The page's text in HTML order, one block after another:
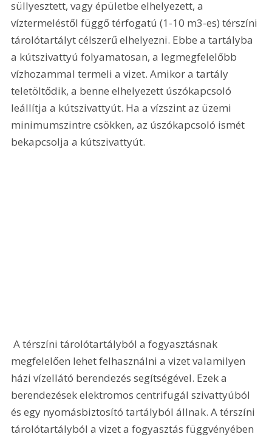
süllyesztett, vagy épületbe elhelyezett, a
víztermeléstől függő térfogatú (1-10 m3-es) térszíni
tárolótartályt célszerű elhelyezni. Ebbe a tartályba
a kútszivattyú folyamatosan, a legmegfelelőbb
vízhozammal termeli a vizet. Amikor a tartály
teletöltődik, a benne elhelyezett úszókapcsoló
leállítja a kútszivattyút. Ha a vízszint az üzemi
minimumszintre csökken, az úszókapcsoló ismét
bekapcsolja a kútszivattyút.
A térszíni tárolótartályból a fogyasztásnak
megfelelően lehet felhasználni a vizet valamilyen
házi vízellátó berendezés segítségével. Ezek a
berendezések elektromos centrifugál szivattyúból
és egy nyomásbiztosító tartályból állnak. A térszíni
tárolótartályból a vizet a fogyasztás függvényében